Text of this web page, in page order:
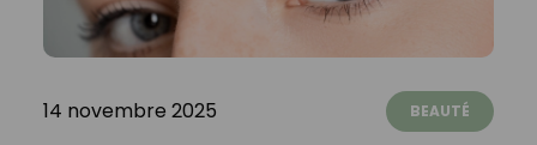
14 novembre 2025 BEAUTÉ